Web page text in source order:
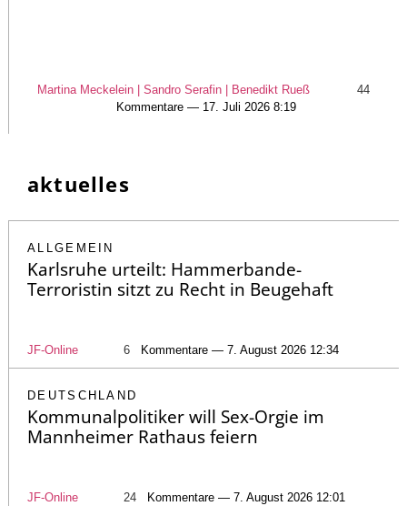
Martina Meckelein | Sandro Serafin | Benedikt Rueß
44
Kommentare — 17. Juli 2026 8:19
aktuelles
ALLGEMEIN
Karlsruhe urteilt: Hammerbande-
Terroristin sitzt zu Recht in Beugehaft
JF-Online 6 Kommentare — 7. August 2026 12:34
DEUTSCHLAND
Kommunalpolitiker will Sex-Orgie im
Mannheimer Rathaus feiern
JF-Online 24 Kommentare — 7. August 2026 12:01